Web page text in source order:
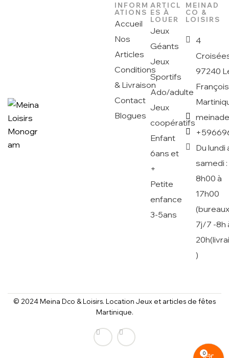
INFORM
ATIONS
Accueil
Nos
Articles
Conditions
& Livraison
Contact
Blogues
ARTICL
ES À
LOUER
Jeux
Géants
Jeux
Sportifs
Ado/adulte
Jeux
coopératifs
Enfant
6ans et
+
Petite
enfance
3-5ans
MEINAD
CO &
LOISIRS
4
97240
François
Du lundi
samedi :
8h00 à
17h00
7j/7 -8h
)
© 2024 Meina Dco & Loisirs. Location Jeux et articles de fêtes
Martinique.
0